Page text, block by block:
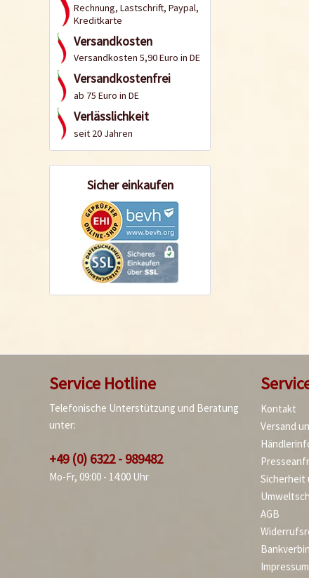
Rechnung, Lastschrift, Paypal,
Kreditkarte
Versandkosten
Versandkosten 5,90 Euro in DE
Versandkostenfrei
ab 75 Euro in DE
Verlässlichkeit
seit 20 Jahren
Sicher einkaufen
Service Hotline
Telefonische Unterstützung und Beratung
unter:
+49 (0) 6322 - 989482
Mo-Fr, 09:00 - 14:00 Uhr
Kontakt
Versand
Sicherheit
AGB
Impressum